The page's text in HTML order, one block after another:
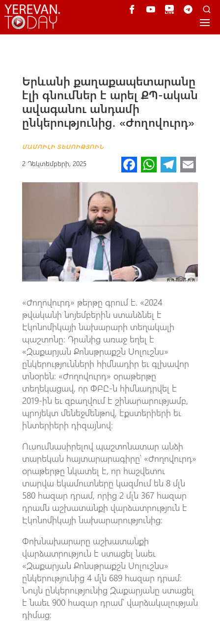
Երևանի քաղաքապետարանը
էլի գնումներ է արել ՔՊ-ական
ավագանու անդամի
ընկերությունից․ «Ժողովուրդ»
ՄԱՄՈՒԼԻ ՏԵՍՈՒԹՅՈՒՆ
2 Դեկտեմբերի, 2025 Fa
ce
o
k
W
h
p
p
Te
le m
«Ժողովուրդ» թերթը գրում է. «2024
թվականի նոյեմբերին ստանձնել է
Էկոնոմիկայի նախարարի տեղակալի
պաշտոնը։ Դրանից առաջ եղել է
«Զաքարյան Քոնսթրաքշն Սոլուշնս»
ընկերությունների հիմնադիր եւ գլխավոր
տնօրեն։ «Ժողովուրդ» օրաթերթը
տեղեկացավ, որ ՓԲԸ-ն հիմնադրվել է
2019-ին եւ զբաղվում է շինարարությամբ,
պրոյեկտ մենեջմենթով, էքստերիերի եւ
ինտերիերի դիզայնով։
Ուսումնասիրելով պաշտոնատար անձի
տարեկան հայտարարագիրը՝ «Ժողովուրդ»
օրաթերթը նկատել է, որ հաշվետու
տարվա եկամուտները կազմում են 8 մլն
580 հազար դրամ, որից 2 մլն 367 հազար
դրամն աշխատանքի վարձատրություն է
Էկոնոմիկայի նախարարությունից։
Փոխնախարարը աշխատանքի
վարձատրություն է ստացել նաեւ
«Զաքարյան Քոնսթրաքշն Սոլուշնս»
ընկերությունից 4 մլն 689 հազար դրամ։
Նույն ընկերությունից Զաքարյանը ստացել
է նաեւ 900 հազար դրամ՝ վարձակալության
դիմաց։